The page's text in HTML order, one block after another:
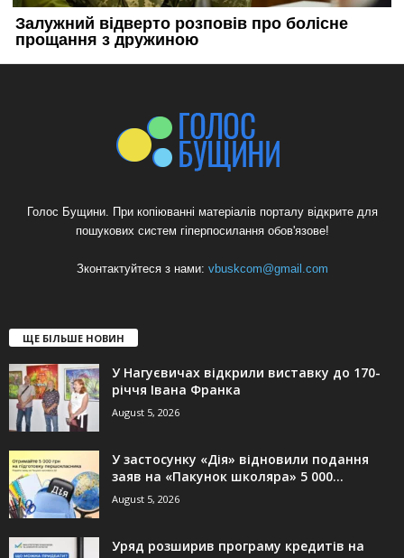
Голос Бущини. При копіюванні матеріалів порталу відкрите для
пошукових систем гіперпосилання обов'язове!
Зконтактуйтеся з нами: vbuskcom@gmail.com
ЩЕ БІЛЬШЕ НОВИН
У Нагуєвичах відкрили виставку до 170-
річчя Івана Франка
August 5, 2026
У застосунку «Дія» відновили подання
заяв на «Пакунок школяра» 5 000...
August 5, 2026
Уряд розширив програму кредитів на